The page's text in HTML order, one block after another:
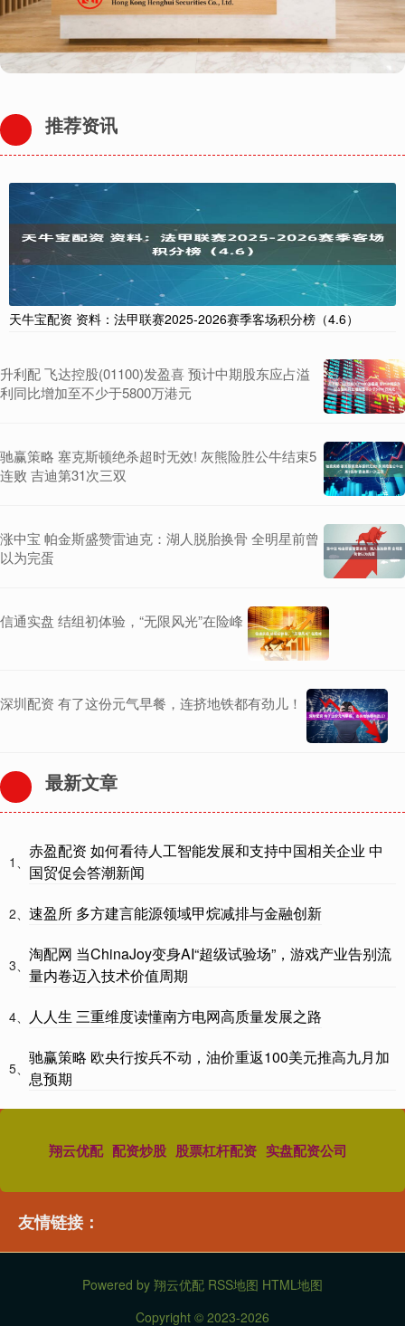
推荐资讯
天牛宝配资 资料：法甲联赛2025-2026赛季客场积分榜（4.6）
升利配 飞达控股(01100)发盈喜 预计中期股东应占溢
利同比增加至不少于5800万港元
驰赢策略 塞克斯顿绝杀超时无效! 灰熊险胜公牛结束5
连败 吉迪第31次三双
涨中宝 帕金斯盛赞雷迪克：湖人脱胎换骨 全明星前曾
以为完蛋
信通实盘 结组初体验，“无限风光”在险峰
深圳配资 有了这份元气早餐，连挤地铁都有劲儿！
最新文章
1、
赤盈配资 如何看待人工智能发展和支持中国相关企业 中
国贸促会答潮新闻
2、 速盈所 多方建言能源领域甲烷减排与金融创新
3、
淘配网 当ChinaJoy变身AI“超级试验场”，游戏产业告别流
量内卷迈入技术价值周期
4、 人人生 三重维度读懂南方电网高质量发展之路
5、
驰赢策略 欧央行按兵不动，油价重返100美元推高九月加
息预期
翔云优配 配资炒股 股票杠杆配资 实盘配资公司
友情链接：
Powered by 翔云优配 RSS地图 HTML地图
Copyright © 2023-2026